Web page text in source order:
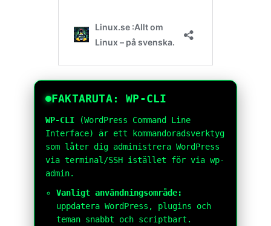
FAKTARUTA: WP-CLI
WP-CLI (WordPress Command Line
Interface) är ett kommandoradsverktyg
som låter dig administrera WordPress
via terminal/SSH istället för via wp-
admin.
Vanligt användningsområde:
uppdatera WordPress, plugins och
teman snabbt och scriptbart.